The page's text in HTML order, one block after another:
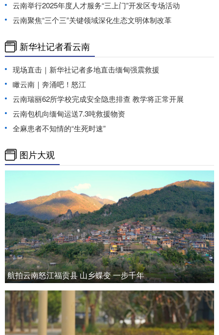
云南举行2025年度人才服务“三上门”开发区专场活动
云南聚焦“三个三”关键领域深化生态文明体制改革
新华社记者看云南
现场直击｜新华社记者多地直击缅甸强震救援
瞰云南｜奔涌吧！怒江
云南瑞丽62所学校完成安全隐患排查 教学将正常开展
云南包机向缅甸运送7.3吨救援物资
全麻患者不知情的“生死时速”
图片大观
航拍云南怒江福贡县 山乡蝶变 一步千年